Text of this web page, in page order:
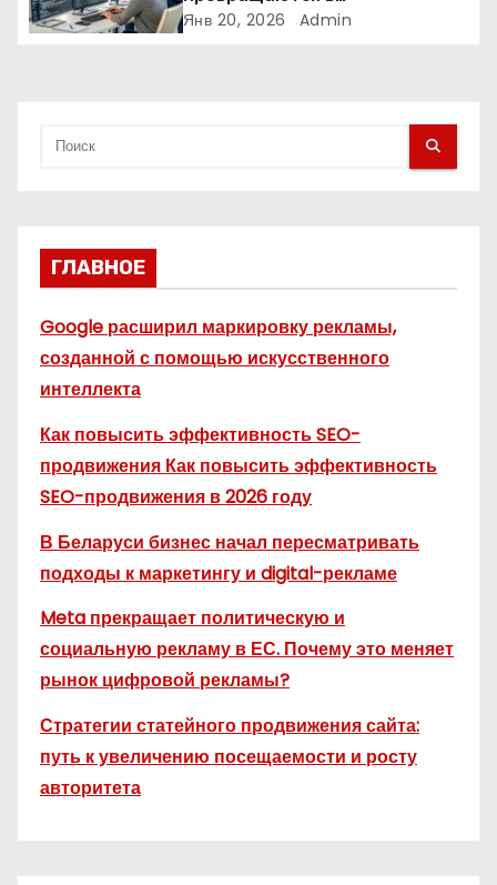
с
аналитические платформы
Янв 20, 2026 Admin
ГЛАВНОЕ
Google расширил маркировку рекламы,
созданной с помощью искусственного
интеллекта
Как повысить эффективность SEO-
продвижения Как повысить эффективность
SEO-продвижения в 2026 году
В Беларуси бизнес начал пересматривать
подходы к маркетингу и digital-рекламе
Meta прекращает политическую и
социальную рекламу в ЕС. Почему это меняет
рынок цифровой рекламы?
Стратегии статейного продвижения сайта:
путь к увеличению посещаемости и росту
авторитета